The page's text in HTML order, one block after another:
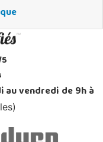
5
au vendredi de 9h à